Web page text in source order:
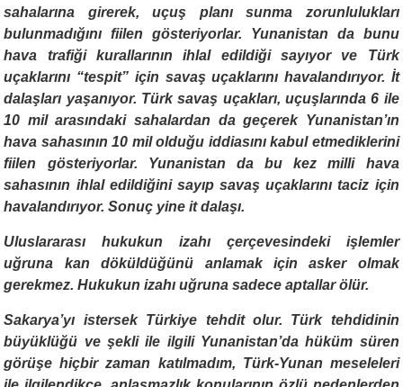
sahalarına girerek, uçuş planı sunma zorunlulukları
bulunmadığını fiilen gösteriyorlar. Yunanistan da bunu
hava trafiği kurallarının ihlal edildiği sayıyor ve Türk
uçaklarını “tespit” için savaş uçaklarını havalandırıyor. İt
dalaşları yaşanıyor. Türk savaş uçakları, uçuşlarında 6 ile
10 mil arasındaki sahalardan da geçerek Yunanistan’ın
hava sahasının 10 mil olduğu iddiasını kabul etmediklerini
fiilen gösteriyorlar. Yunanistan da bu kez milli hava
sahasının ihlal edildiğini sayıp savaş uçaklarını taciz için
havalandırıyor. Sonuç yine it dalaşı.
Uluslararası hukukun izahı çerçevesindeki işlemler
uğruna kan döküldüğünü anlamak için asker olmak
gerekmez. Hukukun izahı uğruna sadece aptallar ölür.
Sakarya’yı istersek Türkiye tehdit olur. Türk tehdidinin
büyüklüğü ve şekli ile ilgili Yunanistan’da hüküm süren
görüşe hiçbir zaman katılmadım, Türk-Yunan meseleleri